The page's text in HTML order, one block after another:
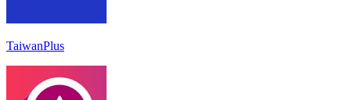
TaiwanPlus